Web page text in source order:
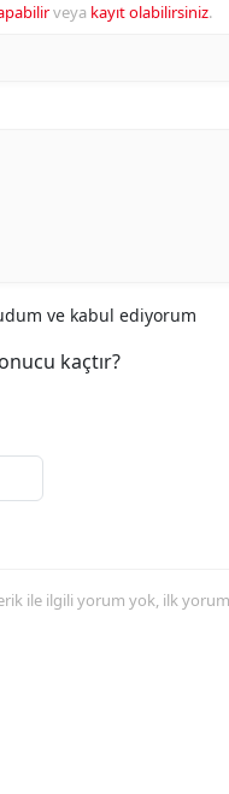
veya kayıt olabilirsiniz.
ve kabul ediyorum
kaçtır?
ile ilgili yorum yok, ilk